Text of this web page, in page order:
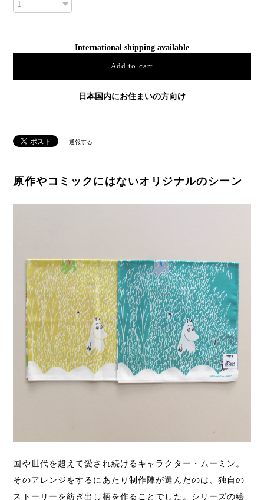
International shipping available
Add to cart
日本国内にお住まいの方向け
通報する
原作やコミックにはないオリジナルのシーン
国や世代を超えて愛され続けるキャラクター・ムーミン。
そのアレンジをするにあたり制作陣が選んだのは、独自の
ストーリーを紡ぎ出し柄を作ることでした。シリーズの絵